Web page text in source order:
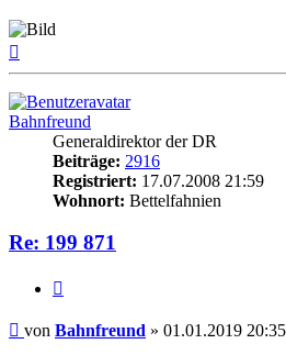
Bahnfreund
Generaldirektor der DR
Beiträge: 2916
Registriert: 17.07.2008 21:59
Wohnort: Bettelfahnien
Re: 199 871
Beitrag
von Bahnfreund » 01.01.2019 20:35